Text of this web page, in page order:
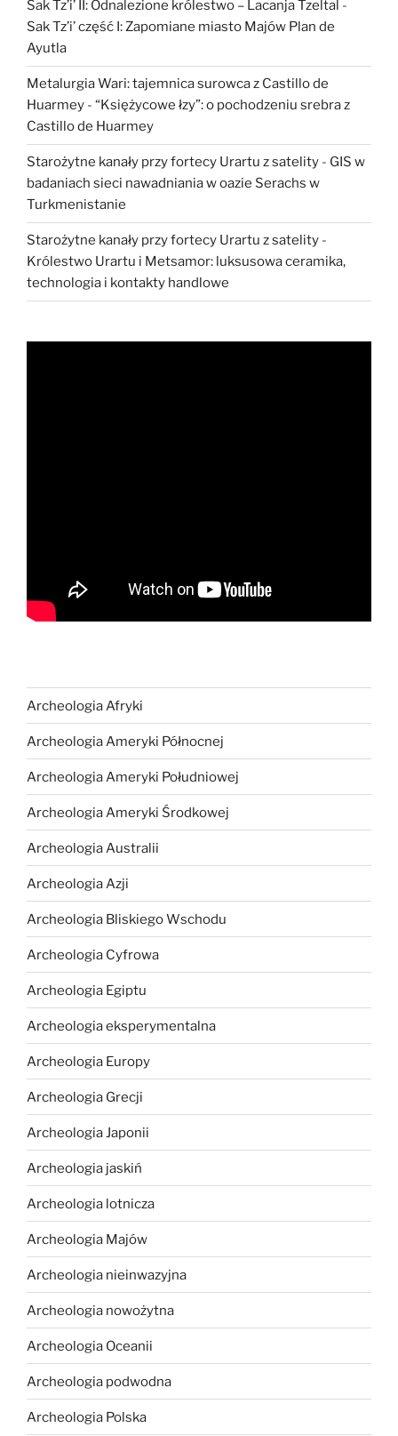
Sak Tz’i’ II: Odnalezione królestwo – Lacanja Tzeltal -
Sak Tz’i’ część I: Zapomiane miasto Majów Plan de
Ayutla
Metalurgia Wari: tajemnica surowca z Castillo de
Huarmey - “Księżycowe łzy”: o pochodzeniu srebra z
Castillo de Huarmey
Starożytne kanały przy fortecy Urartu z satelity - GIS w
badaniach sieci nawadniania w oazie Serachs w
Turkmenistanie
Starożytne kanały przy fortecy Urartu z satelity -
Królestwo Urartu i Metsamor: luksusowa ceramika,
technologia i kontakty handlowe
Archeologia Afryki
Archeologia Ameryki Północnej
Archeologia Ameryki Południowej
Archeologia Ameryki Środkowej
Archeologia Australii
Archeologia Azji
Archeologia Bliskiego Wschodu
Archeologia Cyfrowa
Archeologia Egiptu
Archeologia eksperymentalna
Archeologia Europy
Archeologia Grecji
Archeologia Japonii
Archeologia jaskiń
Archeologia lotnicza
Archeologia Majów
Archeologia nieinwazyjna
Archeologia nowożytna
Archeologia Oceanii
Archeologia podwodna
Archeologia Polska